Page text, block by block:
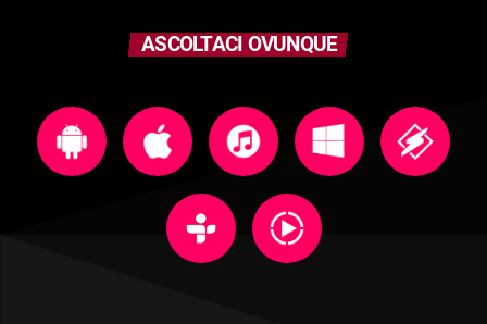
ASCOLTACI OVUNQUE